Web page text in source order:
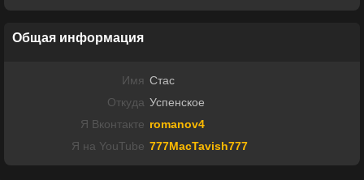
Общая информация
Имя Стас
Откуда Успенское
Я Вконтакте romanov4
Я на YouTube 777MacTavish777